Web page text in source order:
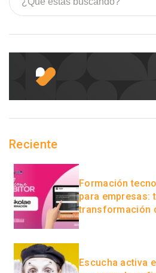
Reciente
Formación
para empresas:
transformación
Escucha activa